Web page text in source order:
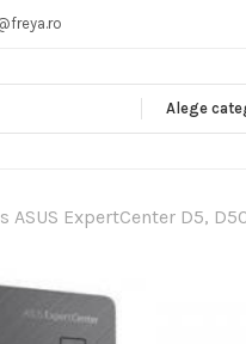
Alege
ASUS ExpertCenter D5,